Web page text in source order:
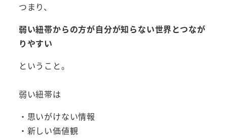
つまり、
弱い紐帯からの方が自分が知らない世界とつなが
りやすい
ということ。
弱い紐帯は
・思いがけない情報
・新しい価値観